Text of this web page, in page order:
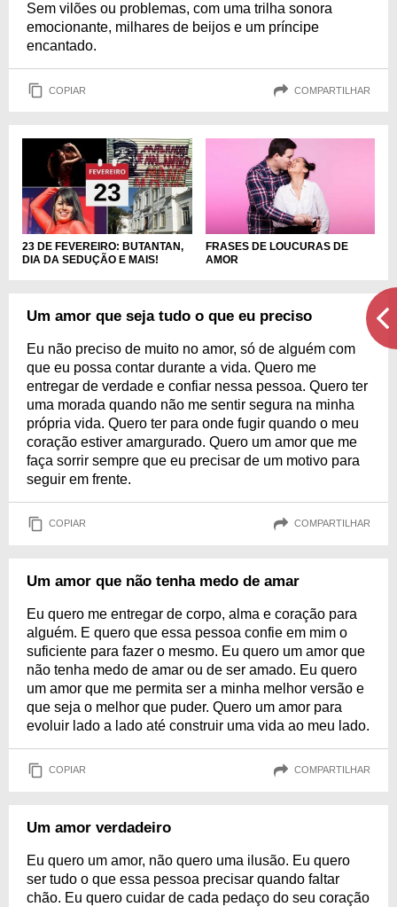
Sem vilões ou problemas, com uma trilha sonora
emocionante, milhares de beijos e um príncipe
encantado.
COPIAR COMPARTILHAR
23 DE FEVEREIRO: BUTANTAN,
DIA DA SEDUÇÃO E MAIS!
FRASES DE LOUCURAS DE
AMOR
Um amor que seja tudo o que eu preciso
Eu não preciso de muito no amor, só de alguém com
que eu possa contar durante a vida. Quero me
entregar de verdade e confiar nessa pessoa. Quero ter
uma morada quando não me sentir segura na minha
própria vida. Quero ter para onde fugir quando o meu
coração estiver amargurado. Quero um amor que me
faça sorrir sempre que eu precisar de um motivo para
seguir em frente.
COPIAR COMPARTILHAR
Um amor que não tenha medo de amar
Eu quero me entregar de corpo, alma e coração para
alguém. E quero que essa pessoa confie em mim o
suficiente para fazer o mesmo. Eu quero um amor que
não tenha medo de amar ou de ser amado. Eu quero
um amor que me permita ser a minha melhor versão e
que seja o melhor que puder. Quero um amor para
evoluir lado a lado até construir uma vida ao meu lado.
COPIAR COMPARTILHAR
Um amor verdadeiro
Eu quero um amor, não quero uma ilusão. Eu quero
ser tudo o que essa pessoa precisar quando faltar
chão. Eu quero cuidar de cada pedaço do seu coração